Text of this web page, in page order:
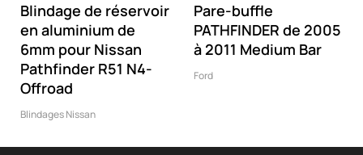
Blindage de réservoir
en aluminium de
6mm pour Nissan
Pathfinder R51 N4-
Offroad
Blindages Nissan
Pare-buffle
PATHFINDER de 2005
à 2011 Medium Bar
Ford